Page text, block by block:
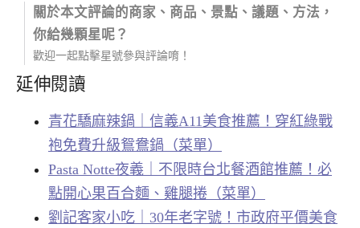
關於本文評論的商家、商品、景點、議題、方法，
你給幾顆星呢？
歡迎一起點擊星號參與評論唷！
延伸閱讀
青花驕麻辣鍋｜信義A11美食推薦！穿紅綠戰
袍免費升級鴛鴦鍋（菜單）
Pasta Notte夜義｜不限時台北餐酒館推薦！必
點開心果百合麵、雞腿捲（菜單）
劉記客家小吃｜30年老字號！市政府平價美食